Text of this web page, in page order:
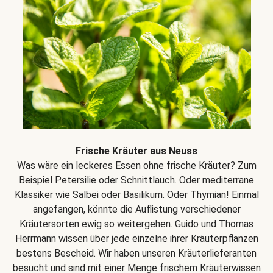
Frische Kräuter aus Neuss
Was wäre ein leckeres Essen ohne frische Kräuter? Zum
Beispiel Petersilie oder Schnittlauch. Oder mediterrane
Klassiker wie Salbei oder Basilikum. Oder Thymian! Einmal
angefangen, könnte die Auflistung verschiedener
Kräutersorten ewig so weitergehen. Guido und Thomas
Herrmann wissen über jede einzelne ihrer Kräuterpflanzen
bestens Bescheid. Wir haben unseren Kräuterlieferanten
besucht und sind mit einer Menge frischem Kräuterwissen